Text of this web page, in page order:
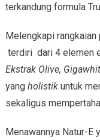
terkandung formula
Melengkapi
terdiri dari 4 elemen
Ekstrak Olive,
yang holistik untuk
sekaligus
Menawannya Natur-